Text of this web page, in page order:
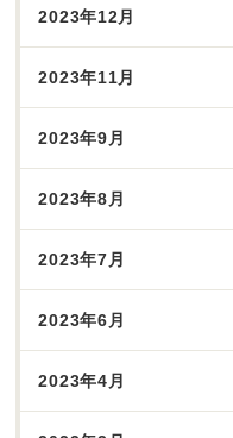
2023年12月
2023年11月
2023年9月
2023年8月
2023年7月
2023年6月
2023年4月